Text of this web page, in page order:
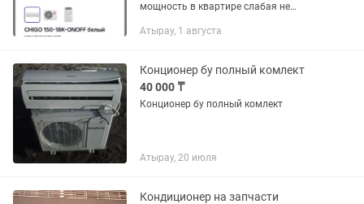
мощность в квартире слабая не
за 180 тыс
Атырау, 1 августа
Конционер бу полный комлект
40 000 ₸
Конционер бу полный комлект
Атырау, 20 июля
Кондиционер на запчасти